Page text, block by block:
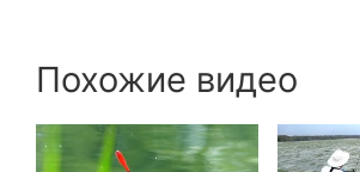
Похожие видео